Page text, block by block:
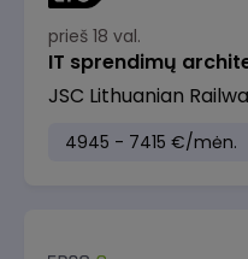
prieš 18 val.
IT sprendimų
JSC Lithuanian
4945 - 7415 €/mėn.